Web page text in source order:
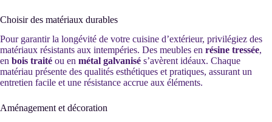
Choisir des matériaux durables
Pour garantir la longévité de votre cuisine d’extérieur, privilégiez des
matériaux résistants aux intempéries. Des meubles en résine tressée,
en bois traité ou en métal galvanisé s’avèrent idéaux. Chaque
matériau présente des qualités esthétiques et pratiques, assurant un
entretien facile et une résistance accrue aux éléments.
Aménagement et décoration